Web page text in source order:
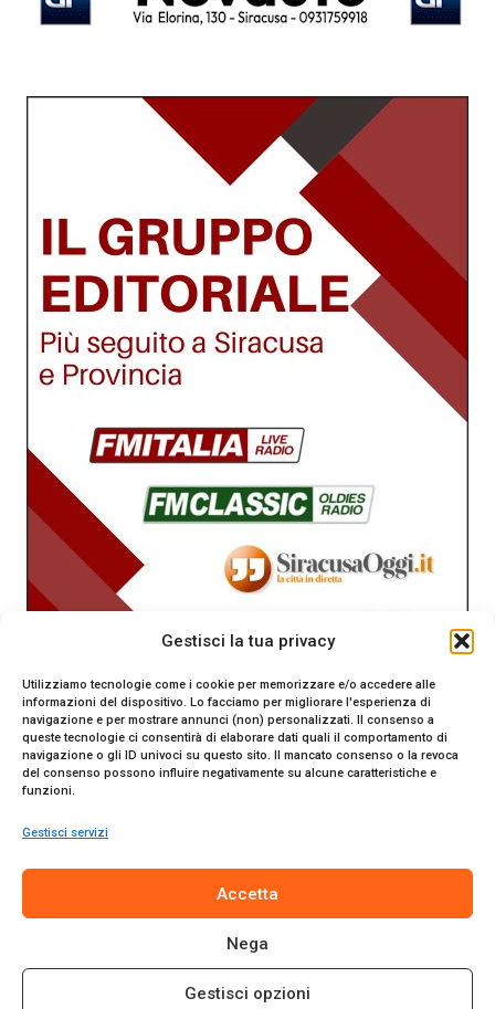
Gestisci la tua privacy
Utilizziamo tecnologie come i cookie per memorizzare e/o accedere alle
informazioni del dispositivo. Lo facciamo per migliorare l'esperienza di
navigazione e per mostrare annunci (non) personalizzati. Il consenso a
queste tecnologie ci consentirà di elaborare dati quali il comportamento di
navigazione o gli ID univoci su questo sito. Il mancato consenso o la revoca
del consenso possono influire negativamente su alcune caratteristiche e
funzioni.
Gestisci servizi
Accetta
Nega
Gestisci opzioni
Tribunale di Siracusa. Direttore responsabile Gianni Catania.
© 2024 Promo Italia S.r.l. Tutti i diritti riservati. | Sito web
realizzato daWeb-Arte.it
Cookie Policy|Termini e Condizioni